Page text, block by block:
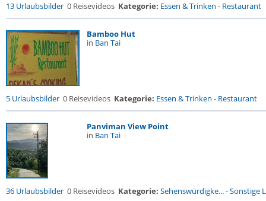
13 Urlaubsbilder 0 Reisevideos Kategorie: Essen & Trinken - Restaurant
Bamboo Hut
in Ban Tai
5 Urlaubsbilder 0 Reisevideos Kategorie: Essen & Trinken - Restaurant
Panviman View Point
in Ban Tai
36 Urlaubsbilder 0 Reisevideos Kategorie: Sehenswürdigke...-Sonstige